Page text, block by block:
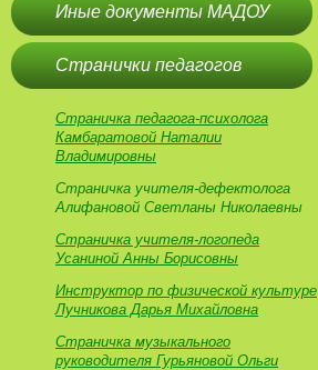
Иные документы МАДОУ
Странички педагогов
Страничка педагога-психолога
Камбаратовой Наталии
Владимировны
Страничка учителя-дефектолога
Алифановой Светланы Николаевны
Страничка учителя-логопеда
Усаниной Анны Борисовны
Инструктор по физической культуре
Лучникова Дарья Михайловна
Страничка музыкального
руководителя Гурьяновой Ольги